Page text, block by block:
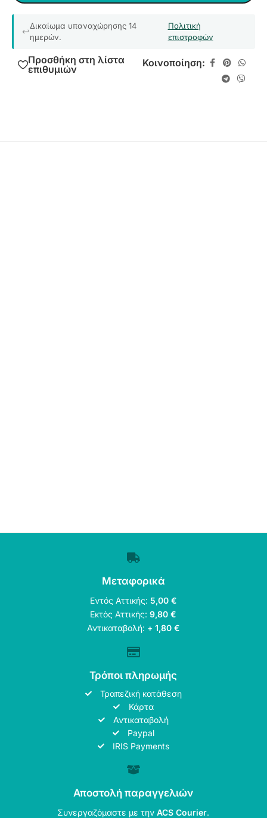
Δικαίωμα υπαναχώρησης 14
ημερών.
Πολιτική
επιστροφών
Προσθήκη στη λίστα
επιθυμιών
Κοινοποίηση:
Μεταφορικά
Εντός Αττικής: 5,00 €
Εκτός Αττικής:9,80 €
Αντικαταβολή: + 1,80 €
Τρόποι πληρωμής
Τραπεζική κατάθεση
Κάρτα
Αντικαταβολή
Paypal
IRIS Payments
Αποστολή παραγγελιών
Συνεργαζόμαστε με τηνACS Courier.